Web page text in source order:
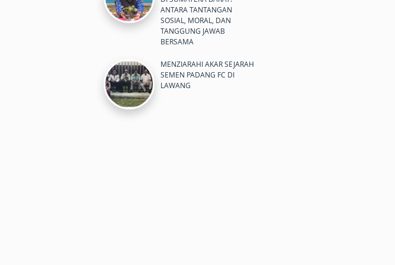
ANTARA TANTANGAN
SOSIAL, MORAL, DAN
TANGGUNG JAWAB
BERSAMA
MENZIARAHI AKAR SEJARAH
SEMEN PADANG FC DI
LAWANG